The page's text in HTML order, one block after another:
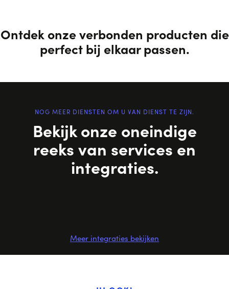
Ontdek onze verbonden producten die
perfect bij elkaar passen.
NOG MEER DIENSTEN OM U VAN DIENST TE ZIJN.
Bekijk onze oneindige
reeks van services en
integraties.
Meer integraties bekijken